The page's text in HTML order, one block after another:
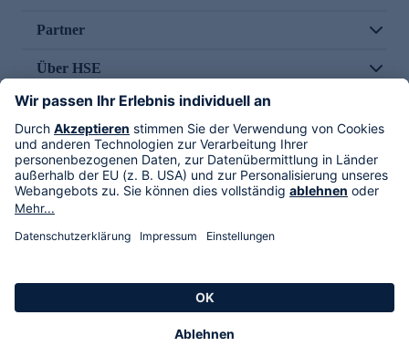
Partner
Über HSE
Im TV
HSE International